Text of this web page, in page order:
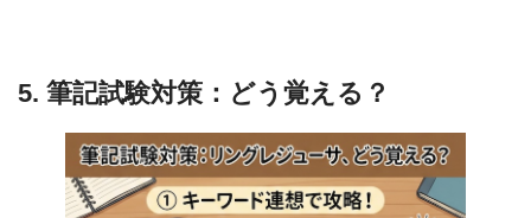
5. 筆記試験対策：どう覚える？